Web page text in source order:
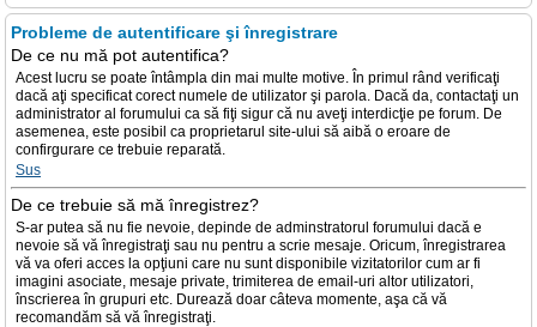
Probleme de autentificare şi înregistrare
De ce nu mă pot autentifica?
Acest lucru se poate întâmpla din mai multe motive. În primul rând verificaţi
dacă aţi specificat corect numele de utilizator şi parola. Dacă da, contactaţi un
administrator al forumului ca să fiţi sigur că nu aveţi interdicţie pe forum. De
asemenea, este posibil ca proprietarul site-ului să aibă o eroare de
confirgurare ce trebuie reparată.
Sus
De ce trebuie să mă înregistrez?
S-ar putea să nu fie nevoie, depinde de adminstratorul forumului dacă e
nevoie să vă înregistraţi sau nu pentru a scrie mesaje. Oricum, înregistrarea
vă va oferi acces la opţiuni care nu sunt disponibile vizitatorilor cum ar fi
imagini asociate, mesaje private, trimiterea de email-uri altor utilizatori,
înscrierea în grupuri etc. Durează doar câteva momente, aşa că vă
recomandăm să vă înregistraţi.